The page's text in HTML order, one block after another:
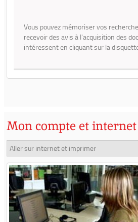
Vous pouvez mémoriser vos
recevoir des avis à l'acquisition des
intéressent en cliquant sur la
Vous pouvez mémoriser vos recherches
Mon compte et internet
Aller sur internet et imprimer